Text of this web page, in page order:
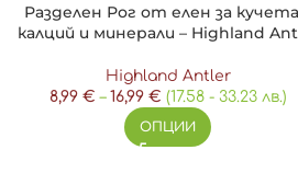
Състав:
Кожа от треска (50%), прясна
Аналитичен състав:
Суров протеин 63%, сурови
Разделен Рог от елен за
калций и минерали – Highland
Highland Antler
8,99 € – 16,99 € (17.58 - 33.23 лв.)
ОПЦИИ